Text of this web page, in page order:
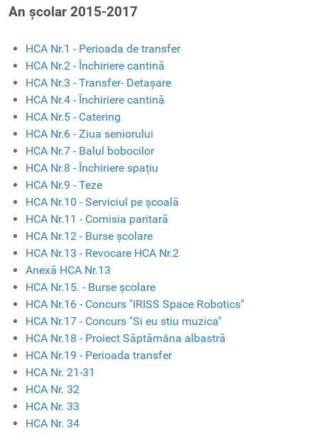
An școlar 2015-2017
HCA Nr.1 - Perioada de transfer
HCA Nr.2 - Închiriere cantină
HCA Nr.3 - Transfer- Detașare
HCA Nr.4 - Închiriere cantină
HCA Nr.5 - Catering
HCA Nr.6 - Ziua seniorului
HCA Nr.7 - Balul bobocilor
HCA Nr.8 - Închiriere spațiu
HCA Nr.9 - Teze
HCA Nr.10 - Serviciul pe școală
HCA Nr.11 - Comisia paritară
HCA Nr.12 - Burse școlare
HCA Nr.13 - Revocare HCA Nr.2
Anexă HCA Nr.13
HCA Nr.15. - Burse școlare
HCA Nr.16 - Concurs "IRISS Space Robotics"
HCA Nr.17 - Concurs "Si eu stiu muzica"
HCA Nr.18 - Proiect Săptămâna albastră
HCA Nr.19 - Perioada transfer
HCA Nr. 21-31
HCA Nr. 32
HCA Nr. 33
HCA Nr. 34